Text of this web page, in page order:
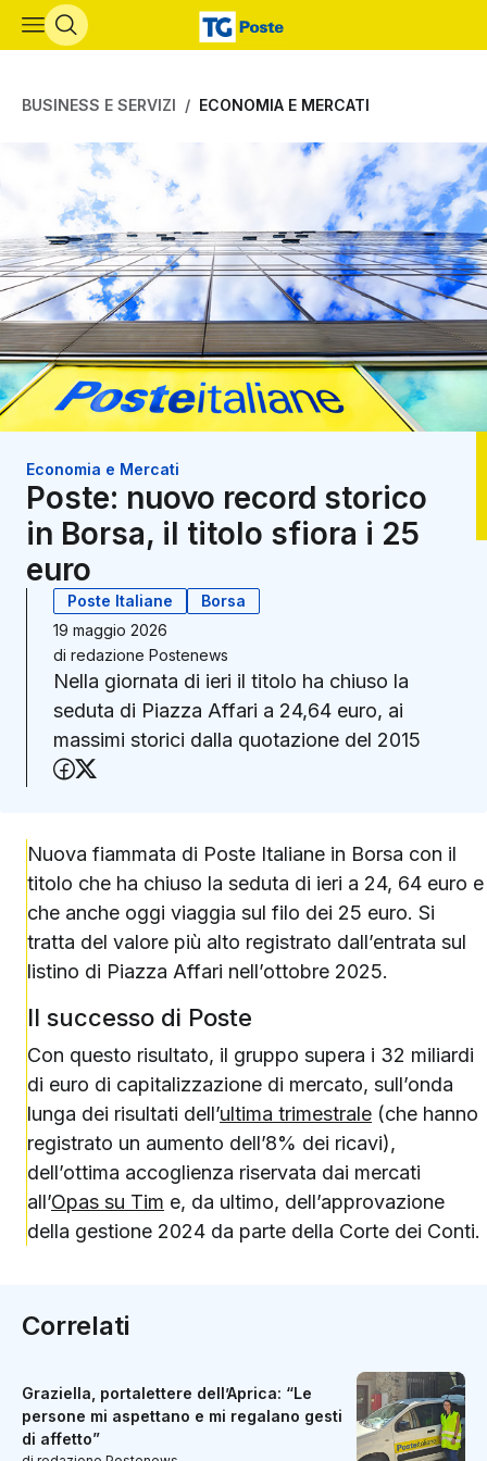
Vai al contenuto principale
BUSINESS E SERVIZI ECONOMIA E MERCATI
Economia e Mercati
Poste: nuovo record storico
in Borsa, il titolo sfiora i 25
euro
Poste Italiane
Borsa
19 maggio 2026
di redazione Postenews
Nella giornata di ieri il titolo ha chiuso la
seduta di Piazza Affari a 24,64 euro, ai
massimi storici dalla quotazione del 2015
Condividi su Facebook
Nuova fiammata di Poste Italiane in Borsa con il
titolo che ha chiuso la seduta di ieri a 24, 64 euro e
che anche oggi viaggia sul filo dei 25 euro. Si
tratta del valore più alto registrato dall’entrata sul
listino di Piazza Affari nell’ottobre 2025.
Il successo di Poste
Con questo risultato, il gruppo supera i 32 miliardi
di euro di capitalizzazione di mercato, sull’onda
lunga dei risultati dell’ultima trimestrale (che hanno
registrato un aumento dell’8% dei ricavi),
dell’ottima accoglienza riservata dai mercati
all’Opas su Tim e, da ultimo, dell’approvazione
della gestione 2024 da parte della Corte dei Conti.
Correlati
Graziella, portalettere dell’Aprica: “Le
persone mi aspettano e mi regalano gesti
di affetto”